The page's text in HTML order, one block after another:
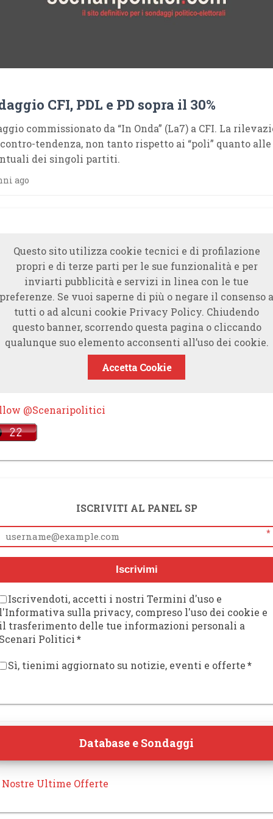
CFI, PDL e PD sopra il 30%
commissionato da “In Onda” (La7) a CFI. La
tendenza, non tanto rispetto ai “poli” quanto alle
dei singoli partiti.
ago
Questo sito utilizza cookie tecnici e di profilazione
propri e di terze parti per le sue funzionalità e per
inviarti pubblicità e servizi in linea con le tue
preferenze. Se vuoi saperne di più o negare il consenso a
tutti o ad alcuni cookie Privacy Policy. Chiudendo
questo banner, scorrendo questa pagina o cliccando
qualunque suo elemento acconsenti all’uso dei cookie.
Accetta Cookie
@Scenaripolitici
ISCRIVITI AL PANEL SP
*
Iscrivimi
Iscrivendoti, accetti i nostri Termini d'uso e
sulla privacy, compreso l'uso dei cookie e
trasferimento delle tue informazioni personali a
Politici*
Sì, tienimi aggiornato su notizie, eventi e offerte*
Database e Sondaggi
Nostre Ultime Offerte